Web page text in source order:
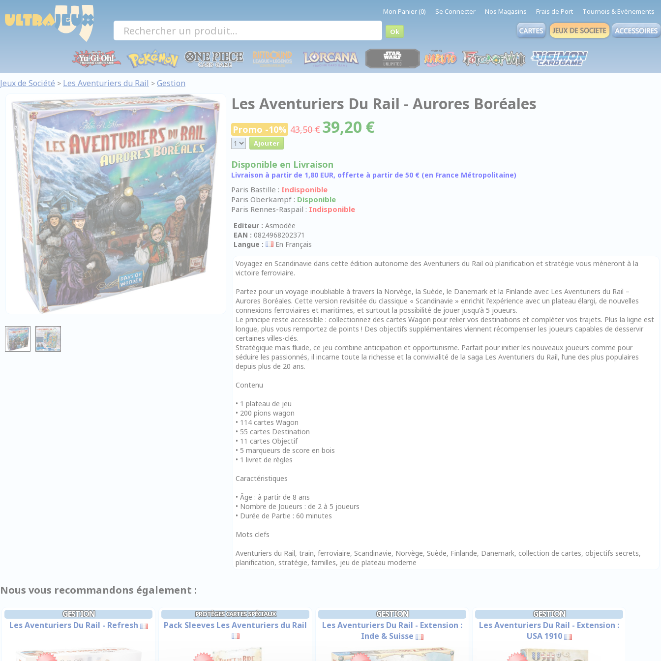
Mon Panier (0) Se Connecter Nos Magasins Frais de Port Tournois & Evènements
Jeux de Société > Les Aventuriers du Rail > Gestion
Les Aventuriers Du Rail - Aurores Boréales
Promo -10% 43,50 €39,20 €
Disponible en Livraison
Livraison à partir de 1,80 EUR, offerte à partir de 50 € (en France Métropolitaine)
Paris Bastille : Indisponible
Paris Oberkampf : Disponible
Paris Rennes-Raspail : Indisponible
Editeur : Asmodée
EAN : 0824968202371
Langue :
En Français
Voyagez en Scandinavie dans cette édition autonome des Aventuriers du Rail où planification et stratégie vous mèneront à la
victoire ferroviaire.
Partez pour un voyage inoubliable à travers la Norvège, la Suède, le Danemark et la Finlande avec Les Aventuriers du Rail –
Aurores Boréales. Cette version revisitée du classique « Scandinavie » enrichit l’expérience avec un plateau élargi, de nouvelles
connexions ferroviaires et maritimes, et surtout la possibilité de jouer jusqu’à 5 joueurs.
Le principe reste accessible : collectionnez des cartes Wagon pour relier vos destinations et compléter vos trajets. Plus la ligne est
longue, plus vous remportez de points ! Des objectifs supplémentaires viennent récompenser les joueurs capables de desservir
certaines villes-clés.
Stratégique mais fluide, ce jeu combine anticipation et opportunisme. Parfait pour initier les nouveaux joueurs comme pour
séduire les passionnés, il incarne toute la richesse et la convivialité de la saga Les Aventuriers du Rail, l’une des plus populaires
depuis plus de 20 ans.
Contenu
• 1 plateau de jeu
• 200 pions wagon
• 114 cartes Wagon
• 55 cartes Destination
• 11 cartes Objectif
• 5 marqueurs de score en bois
• 1 livret de règles
Caractéristiques
• Âge : à partir de 8 ans
• Nombre de Joueurs : de 2 à 5 joueurs
• Durée de Partie : 60 minutes
Mots clefs
Aventuriers du Rail, train, ferroviaire, Scandinavie, Norvège, Suède, Finlande, Danemark, collection de cartes, objectifs secrets,
planification, stratégie, familles, jeu de plateau moderne
Nous vous recommandons également :
GESTION
Les Aventuriers Du Rail - Refresh
PROTÈGES CARTES SPÉCIAUX
Pack Sleeves Les Aventuriers du Rail
GESTION
Les Aventuriers Du Rail - Extension :
Inde & Suisse
GESTION
Les Aventuriers Du Rail - Extension :
USA 1910
Panneau de gestion des cookies